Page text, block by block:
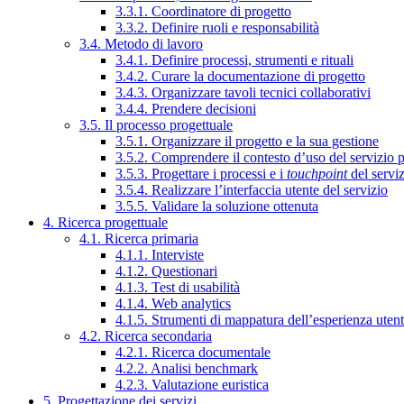
3.3.1. Coordinatore di progetto
3.3.2. Definire ruoli e responsabilità
3.4. Metodo di lavoro
3.4.1. Definire processi, strumenti e rituali
3.4.2. Curare la documentazione di progetto
3.4.3. Organizzare tavoli tecnici collaborativi
3.4.4. Prendere decisioni
3.5. Il processo progettuale
3.5.1. Organizzare il progetto e la sua gestione
3.5.2. Comprendere il contesto d’uso del servizio
3.5.3. Progettare i processi e i touchpointdel
3.5.4. Realizzare l’interfaccia utente del servizio
3.5.5. Validare la soluzione ottenuta
4. Ricerca progettuale
4.1. Ricerca primaria
4.1.1. Interviste
4.1.2. Questionari
4.1.3. Test di usabilità
4.1.4. Web analytics
4.1.5. Strumenti di mappatura dell’esperienza
4.2. Ricerca secondaria
4.2.1. Ricerca documentale
4.2.2. Analisi benchmark
4.2.3. Valutazione euristica
5. Progettazione dei servizi